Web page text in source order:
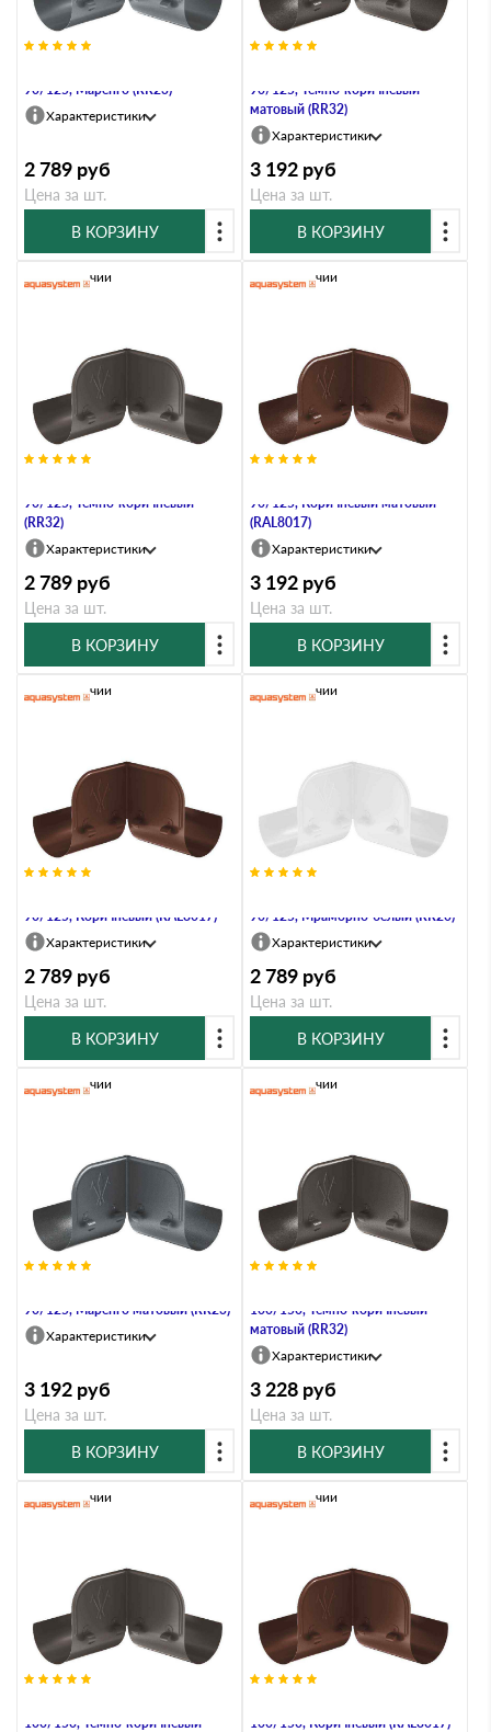
90/125, Маренго (RR23)
Характеристики
2 789 руб
Цена за шт.
В КОРЗИНУ
90/125, Тёмно-коричневый
матовый (RR32)
Характеристики
3 192 руб
Цена за шт.
В КОРЗИНУ
90/125, Тёмно-коричневый
(RR32)
В наличии
Характеристики
2 789 руб
Цена за шт.
В КОРЗИНУ
90/125, Коричневый матовый
(RAL8017)
В наличии
Характеристики
3 192 руб
Цена за шт.
В КОРЗИНУ
90/125, Коричневый (RAL8017)
В наличии
Характеристики
2 789 руб
Цена за шт.
В КОРЗИНУ
90/125, Мраморно-белый (RR20)
В наличии
Характеристики
2 789 руб
Цена за шт.
В КОРЗИНУ
90/125, Маренго матовый (RR23)
В наличии
Характеристики
3 192 руб
Цена за шт.
В КОРЗИНУ
100/150, Тёмно-коричневый
матовый (RR32)
В наличии
Характеристики
3 228 руб
Цена за шт.
В КОРЗИНУ
100/150, Тёмно-коричневый
В наличии
100/150, Коричневый (RAL8017)
В наличии